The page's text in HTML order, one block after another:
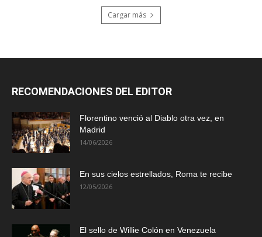
Cargar más
RECOMENDACIONES DEL EDITOR
Florentino venció al Diablo otra vez, en
Madrid
14/06/2026
En sus cielos estrellados, Roma te recibe
12/05/2026
El sello de Willie Colón en Venezuela